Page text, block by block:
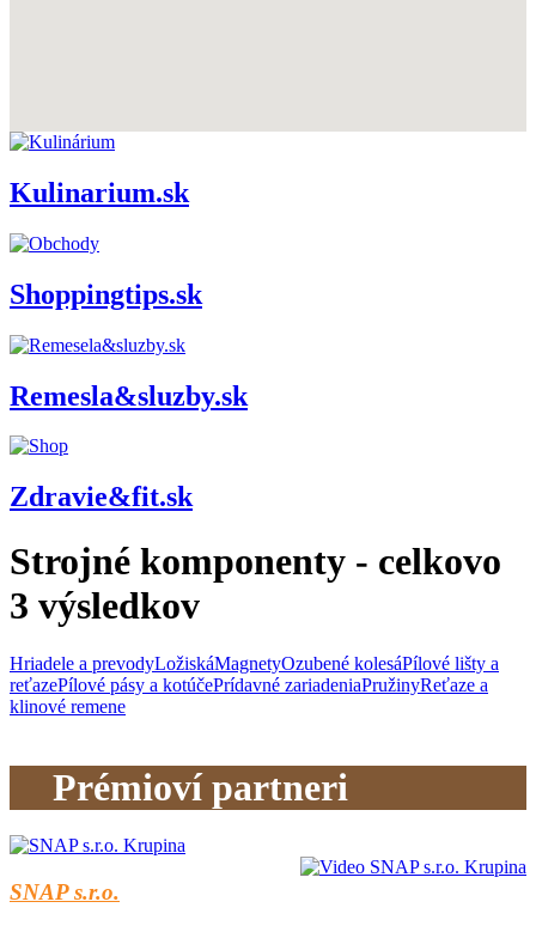
Kulinarium.sk
Shoppingtips.sk
Remesla&sluzby.sk
Zdravie&fit.sk
Strojné komponenty - celkovo
3 výsledkov
Hriadele a prevodyLožiskáMagnetyOzubené kolesáPílové lišty a
reťazePílové pásy a kotúčePrídavné zariadeniaPružinyReťaze a
klinové remene
Prémioví partneri
SNAP s.r.o.